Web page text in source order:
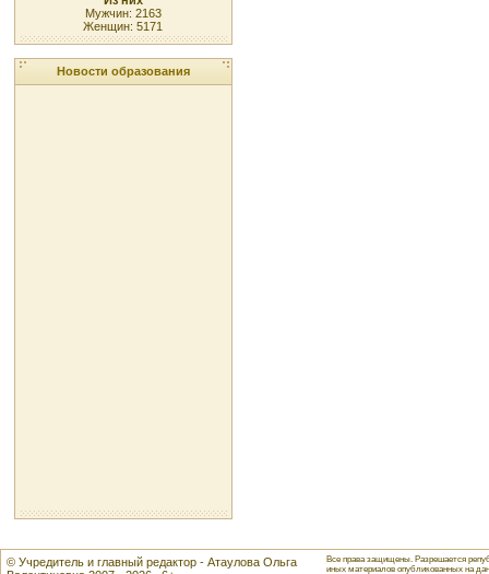
Мужчин: 2163
Женщин: 5171
Новости образования
© Учредитель и главный редактор - Атаулова Ольга
Все права защищены. Разрешается
иных материалов опубликованных на